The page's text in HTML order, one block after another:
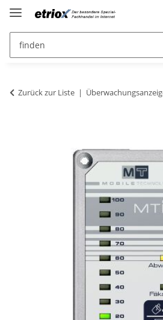
Zurück zur Liste